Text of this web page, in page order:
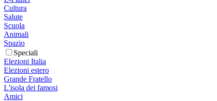
Cultura
Salute
Scuola
Animali
Spazio
Speciali
Elezioni Italia
Elezioni estero
Grande Fratello
L'isola dei famosi
Amici